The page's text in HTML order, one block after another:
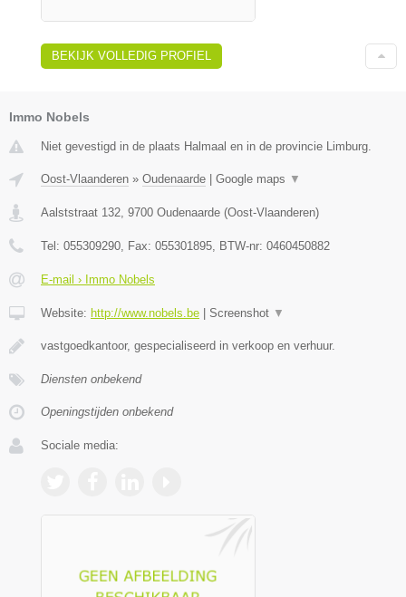
BEKIJK VOLLEDIG PROFIEL
Immo Nobels
Niet gevestigd in de plaats Halmaal en in de provincie Limburg.
Oost-Vlaanderen » Oudenaarde Google maps ▼
Aalststraat 132, 9700 Oudenaarde (Oost-Vlaanderen)
Tel: 055309290, Fax: 055301895, BTW-nr: 0460450882
E-mail › Immo Nobels
Website: http://www.nobels.be Screenshot ▼
vastgoedkantoor, gespecialiseerd in verkoop en verhuur.
Diensten onbekend
Openingstijden onbekend
Sociale media: